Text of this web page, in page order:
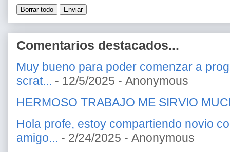
Comentarios destacados...
Muy bueno para poder comenzar a
scrat... - 12/5/2025 - Anonymous
HERMOSO TRABAJO ME SIRVIO
Hola profe, estoy compartiendo novio
amigo... - 2/24/2025 - Anonymous